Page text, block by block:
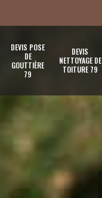
DEVIS POSE
DE
GOUTTIÈRE
79
DEVIS
NETTOYAGE DE
TOITURE 79